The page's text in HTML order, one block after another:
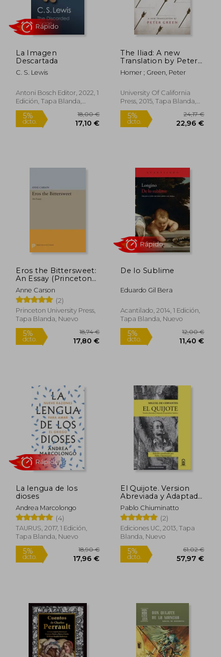
dcto. 22,92 € dcto.
La Imagen
Descartada
C. S. Lewis
Antoni Bosch Editor, 2022, 1
Edición, Tapa Blanda,
Nuevo
5%
dcto. 17,10 €
The Iliad: A new
Translation by Peter
Green (en Inglés)
Homer ; Green, Peter
University Of California
Press, 2015, Tapa Blanda,
Nuevo
5%
dcto. 22,96
Eros the Bittersweet:
An Essay (Princeton
Classics) (en Inglés)
Anne Carson
(2)
Princeton University Press,
Tapa Blanda, Nuevo
De lo Sublime
Eduardo Gil Bera
Acantilado, 2014, 1 Edición,
Tapa Blanda, Nuevo
Rápido
La lengua de los
dioses
Andrea Marcolongo
(4)
TAURUS, 2017, 1 Edición,
Tapa Blanda, Nuevo
El Quijote. Version
Abreviada y Adaptada
al Español de
America. Miguel de
Cervantes
Pablo Chiuminatto
(2)
Ediciones UC, 2013, Tapa
Blanda, Nuevo